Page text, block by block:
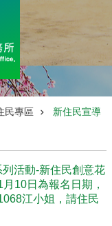
民專區 新住民宣導
活動-新住民創意花
10日為報名日期，
江小姐，請住民